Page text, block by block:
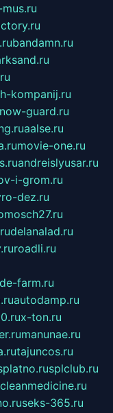
mus.ru
bandamn.ru
kompanij.ru
guard.ru
aalse.ru
movie-one.ru
andreislyusar.ru
i-grom.ru
dez.ru
delanalad.ru
roadli.ru
farm.ru
autodamp.ru
x-ton.ru
manunae.ru
tajuncos.ru
splclub.ru
cleanmedicine.ru
seks-365.ru